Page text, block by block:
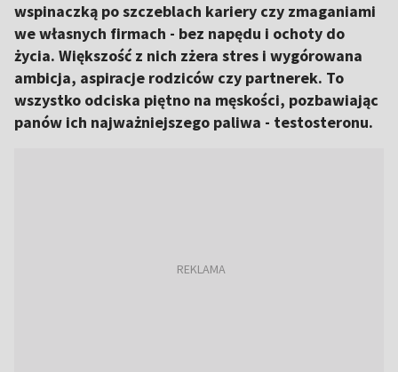
wspinaczką po szczeblach kariery czy zmaganiami
we własnych firmach - bez napędu i ochoty do
życia. Większość z nich zżera stres i wygórowana
ambicja, aspiracje rodziców czy partnerek. To
wszystko odciska piętno na męskości, pozbawiając
panów ich najważniejszego paliwa - testosteronu.